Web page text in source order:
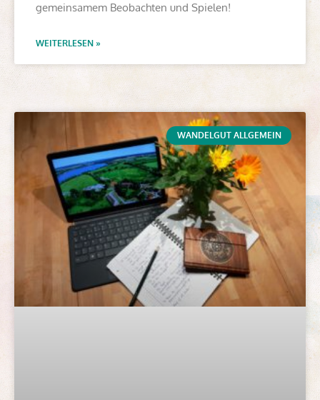
gemeinsamem Beobachten und Spielen!
WEITERLESEN »
WANDELGUT ALLGEMEIN